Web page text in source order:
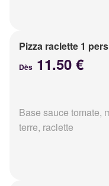
Pizza raclette 1 pers
Dès 11.50 €
Base sauce tomate,
terre, raclette